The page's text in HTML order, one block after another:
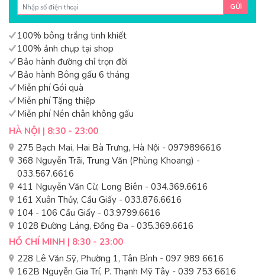
GỬI
100% bông trắng tinh khiết
100% ảnh chụp tại shop
Bảo hành đường chỉ trọn đời
Bảo hành Bông gấu 6 tháng
Miễn phí Gói quà
Miễn phí Tặng thiệp
Miễn phí Nén chân không gấu
HÀ NỘI | 8:30 - 23:00
275 Bạch Mai, Hai Bà Trưng, Hà Nội - 0979896616
368 Nguyễn Trãi, Trung Văn (Phùng Khoang) -
033.567.6616
411 Nguyễn Văn Cừ, Long Biên - 034.369.6616
161 Xuân Thủy, Cầu Giấy - 033.876.6616
104 - 106 Cầu Giấy - 03.9799.6616
1028 Đường Láng, Đống Đa - 035.369.6616
HỒ CHÍ MINH | 8:30 - 23:00
228 Lê Văn Sỹ, Phường 1, Tân Bình - 097 989 6616
162B Nguyễn Gia Trí, P. Thạnh Mỹ Tây - 039 753 6616